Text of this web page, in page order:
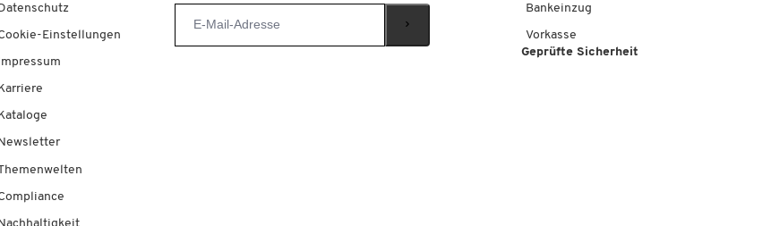
Einstellungen
Impressum
Bankeinzug
Vorkasse
Geprüfte Sicherheit